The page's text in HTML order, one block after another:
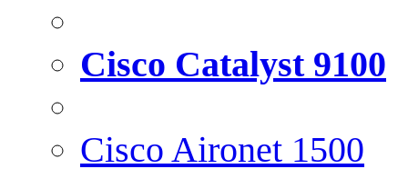
Cisco Catalyst 9100
Cisco Aironet 1500